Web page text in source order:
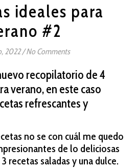
ideales para
#2
2022/ No Comments
recopilatorio de 4
verano, en este caso
refrescantes y
no se con cuál me quedo
de lo deliciosas
recetas saladas y una dulce.